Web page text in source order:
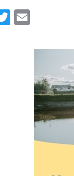
Twitter
Email